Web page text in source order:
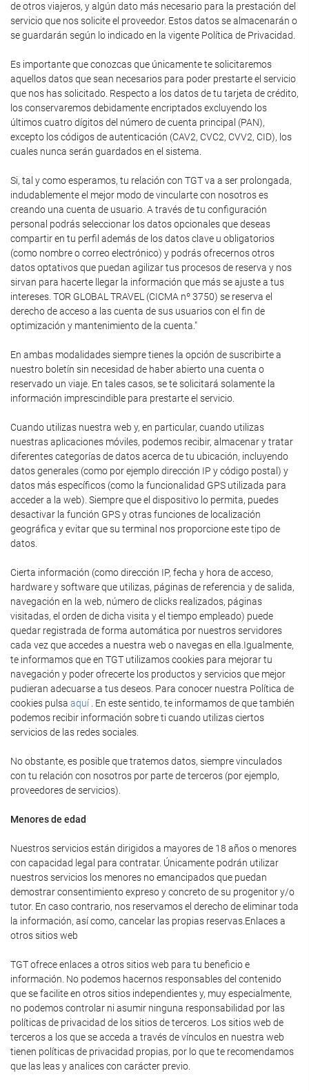
de otros viajeros, y algún dato más necesario para la prestación del
servicio que nos solicite el proveedor. Estos datos se almacenarán o
se guardarán según lo indicado en la vigente Política de Privacidad.
Es importante que conozcas que únicamente te solicitaremos
aquellos datos que sean necesarios para poder prestarte el servicio
que nos has solicitado. Respecto a los datos de tu tarjeta de crédito,
los conservaremos debidamente encriptados excluyendo los
últimos cuatro dígitos del número de cuenta principal (PAN),
excepto los códigos de autenticación (CAV2, CVC2, CVV2, CID), los
cuales nunca serán guardados en el sistema.
Si, tal y como esperamos, tu relación con TGT va a ser prolongada,
indudablemente el mejor modo de vincularte con nosotros es
creando una cuenta de usuario. A través de tu configuración
personal podrás seleccionar los datos opcionales que deseas
compartir en tu perfil además de los datos clave u obligatorios
(como nombre o correo electrónico) y podrás ofrecernos otros
datos optativos que puedan agilizar tus procesos de reserva y nos
sirvan para hacerte llegar la información que más se ajuste a tus
intereses. TOR GLOBAL TRAVEL (CICMA nº 3750) se reserva el
derecho de acceso a las cuenta de sus usuarios con el fin de
optimización y mantenimiento de la cuenta."
En ambas modalidades siempre tienes la opción de suscribirte a
nuestro boletín sin necesidad de haber abierto una cuenta o
reservado un viaje. En tales casos, se te solicitará solamente la
información imprescindible para prestarte el servicio.
Cuando utilizas nuestra web y, en particular, cuando utilizas
nuestras aplicaciones móviles, podemos recibir, almacenar y tratar
diferentes categorías de datos acerca de tu ubicación, incluyendo
datos generales (como por ejemplo dirección IP y código postal) y
datos más específicos (como la funcionalidad GPS utilizada para
acceder a la web). Siempre que el dispositivo lo permita, puedes
desactivar la función GPS y otras funciones de localización
geográfica y evitar que su terminal nos proporcione este tipo de
datos.
Cierta información (como dirección IP, fecha y hora de acceso,
hardware y software que utilizas, páginas de referencia y de salida,
navegación en la web, número de clicks realizados, páginas
visitadas, el orden de dicha visita y el tiempo empleado) puede
quedar registrada de forma automática por nuestros servidores
cada vez que accedes a nuestra web o navegas en ella.Igualmente,
te informamos que en TGT utilizamos cookies para mejorar tu
navegación y poder ofrecerte los productos y servicios que mejor
pudieran adecuarse a tus deseos. Para conocer nuestra Política de
cookies pulsa aquí . En este sentido, te informamos de que también
podemos recibir información sobre ti cuando utilizas ciertos
servicios de las redes sociales.
No obstante, es posible que tratemos datos, siempre vinculados
con tu relación con nosotros por parte de terceros (por ejemplo,
proveedores de servicios).
Menores de edad
Nuestros servicios están dirigidos a mayores de 18 años o menores
con capacidad legal para contratar. Únicamente podrán utilizar
nuestros servicios los menores no emancipados que puedan
demostrar consentimiento expreso y concreto de su progenitor y/o
tutor. En caso contrario, nos reservamos el derecho de eliminar toda
la información, así como, cancelar las propias reservas.Enlaces a
otros sitios web
TGT ofrece enlaces a otros sitios web para tu beneficio e
información. No podemos hacernos responsables del contenido
que se facilite en otros sitios independientes y, muy especialmente,
no podemos controlar ni asumir ninguna responsabilidad por las
políticas de privacidad de los sitios de terceros. Los sitios web de
terceros a los que se acceda a través de vínculos en nuestra web
tienen políticas de privacidad propias, por lo que te recomendamos
que las leas y analices con carácter previo.